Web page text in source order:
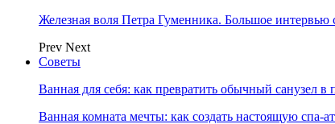
Железная воля Петра Гуменника. Большое интервью
Prev Next
Советы
Ванная для себя: как превратить обычный санузел в
Ванная комната мечты: как создать настоящую спа-